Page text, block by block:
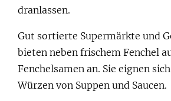
dranlassen.
Gut sortierte Supermärkte und
bieten neben frischem Fenchel
Fenchelsamen an. Sie eignen
Würzen von Suppen und Saucen.